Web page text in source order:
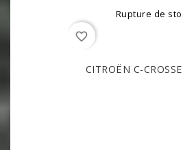
Rupture de
favorite_border
CITROËN C-